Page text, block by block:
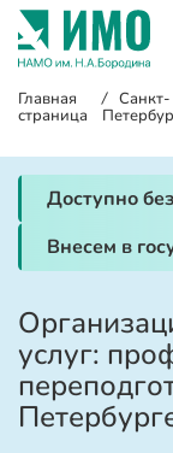
Главная
страница
/ Санкт-
Доступно
Внесем в
услуг: